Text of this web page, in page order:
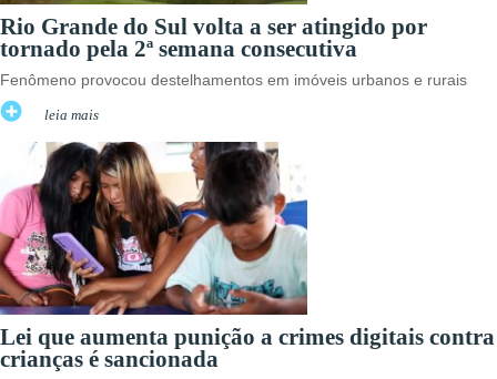
Rio Grande do Sul volta a ser atingido por
tornado pela 2ª semana consecutiva
Fenômeno provocou destelhamentos em imóveis urbanos e rurais
leia mais
Lei que aumenta punição a crimes digitais contra
crianças é sancionada